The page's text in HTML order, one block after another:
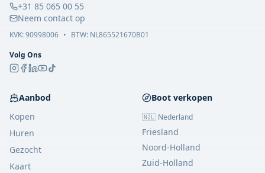
+31 85 065 00 55
Neem contact op
KVK:90998006 • BTW: NL865521670B01
Volg Ons
Aanbod
Kopen
Huren
Gezocht
Kaart
Boot verkopen
🇳🇱 Nederland
Friesland
Noord-Holland
Zuid-Holland